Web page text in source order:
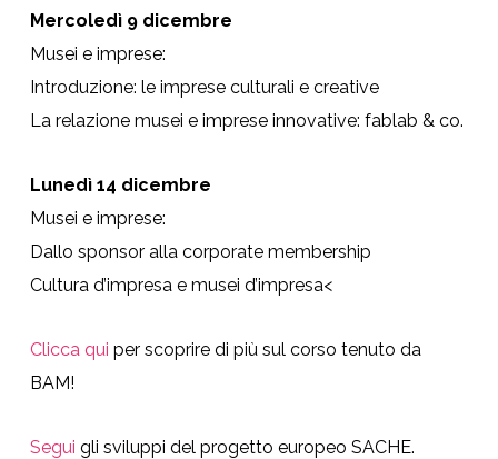
Mercoledì 9 dicembre
Musei e imprese:
Introduzione: le imprese culturali e creative
La relazione musei e imprese innovative: fablab & co.
Lunedì 14 dicembre
Musei e imprese:
Dallo sponsor alla corporate membership
Cultura d’impresa e musei d’impresa<
Clicca qui per scoprire di più sul corso tenuto da
BAM!
Segui gli sviluppi del progetto europeo SACHE.